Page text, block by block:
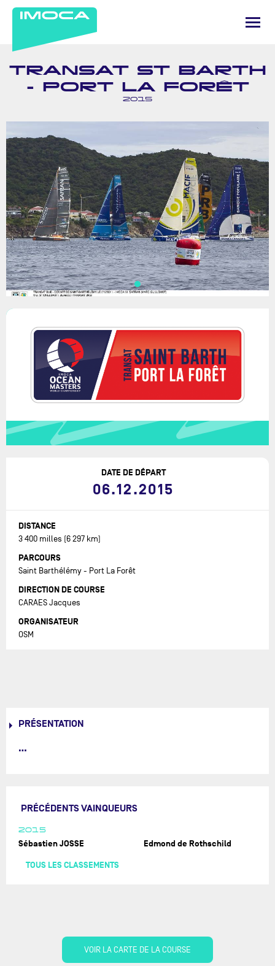
TRANSAT ST BARTH
- PORT LA FORÊT
2015
DATE DE DÉPART
06.12.2015
DISTANCE
3 400 milles (6 297 km)
PARCOURS
Saint Barthélémy - Port La Forêt
DIRECTION DE COURSE
CARAES Jacques
ORGANISATEUR
OSM
PRÉSENTATION
PRÉCÉDENTS VAINQUEURS
2015
Sébastien JOSSE Edmond de Rothschild
TOUS LES CLASSEMENTS
VOIR LA CARTE DE LA COURSE